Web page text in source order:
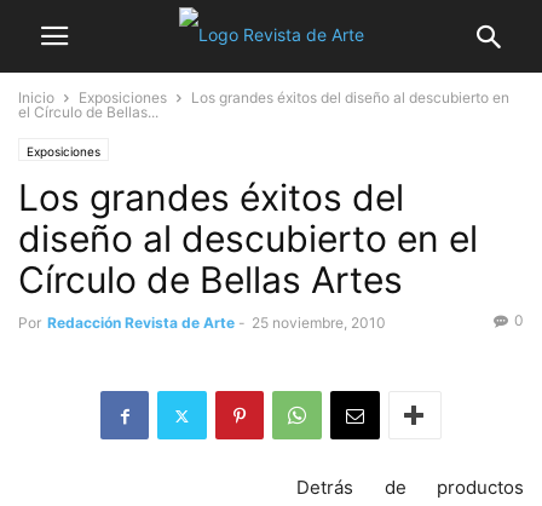
Inicio Exposiciones
Los grandes éxitos del diseño al descubierto en
el Círculo de Bellas...
Exposiciones
Los grandes éxitos del
diseño al descubierto en el
Círculo de Bellas Artes
Por Redacción Revista de Arte - 25 noviembre, 2010 0
Detrás de productos